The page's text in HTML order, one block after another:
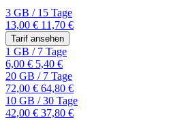
3 GB /15 Tage
13,00 € 11,70 €
Tarif ansehen
1 GB /7 Tage
6,00 € 5,40 €
20 GB /7 Tage
72,00 € 64,80 €
10 GB /30 Tage
42,00 € 37,80 €